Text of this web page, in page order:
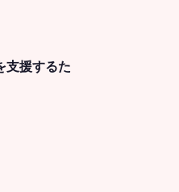
支援するた